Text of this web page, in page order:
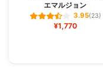
エマルジョン
3.95(23)
¥1,770